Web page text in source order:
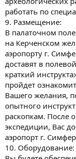
работать по
9. Размещение:
В палаточном
на Керченском
аэропорту г.
доставят в
краткий
пройдет
Вашего желания,
опытного
раскопкам. После
экспедиции, Вас
аэропорт г.
10. Оборудование: